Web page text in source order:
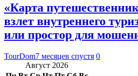
«Карта
взлет внутреннего
или простор для
TourDom7 месяцев спустя 0
Август 2026